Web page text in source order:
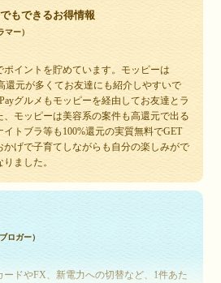
もできるお得情報
マー）
イントを貯めています。モッピーは
還元が多くてお友達にも紹介しやすいで
グルメもモッピーを経由してお友達とラ
モッピーは美容系の案件も高還元で出る
トブラ等も100%還元の実質無料でGET
げで子育てしながらも自分の楽しみがで
ました。
ロガー）
ドやFX、新電力への切替など、1件あた